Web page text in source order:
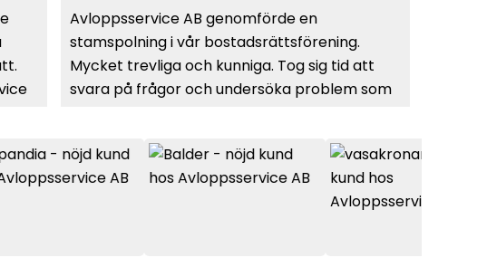
Avloppsservice AB genomförde en
stamspolning i vår bostadsrättsförening.
Mycket trevliga och kunniga. Tog sig tid att
svara på frågor och undersöka problem som
eventuella framtida problem med avloppen.
Toppservice!